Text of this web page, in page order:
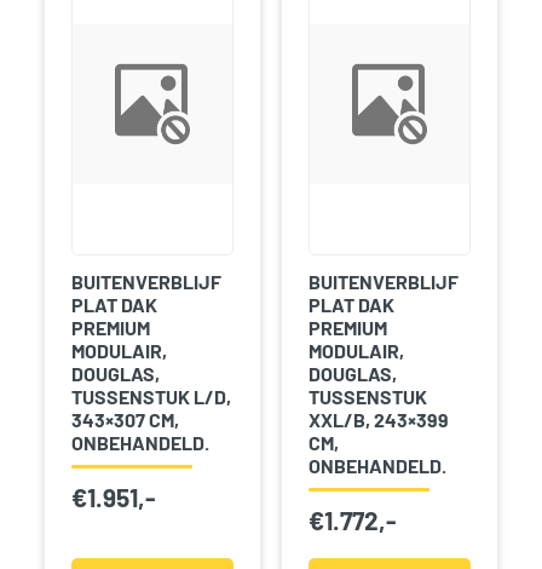
BUITENVERBLIJF
PLAT DAK
PREMIUM
MODULAIR,
DOUGLAS,
TUSSENSTUK L/D,
343×307 CM,
ONBEHANDELD.
€1.951,-
BUITENVERBLIJF
PLAT DAK
PREMIUM
MODULAIR,
DOUGLAS,
TUSSENSTUK
XXL/B, 243×399
CM,
ONBEHANDELD.
€1.772,-